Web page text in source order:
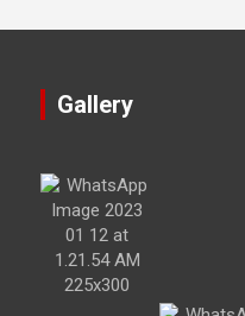
Gallery